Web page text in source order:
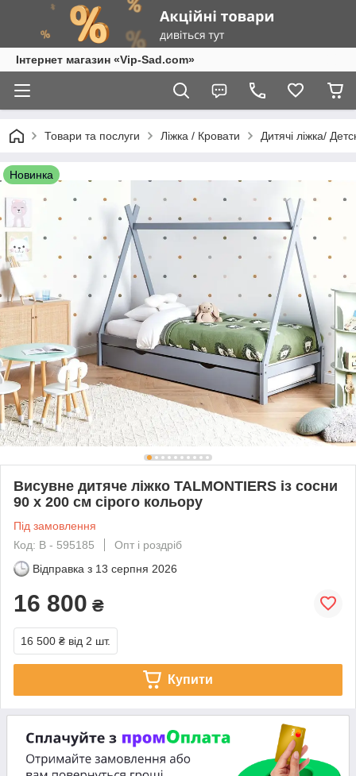
Інтернет магазин «Vip-Sad.com»
Товари та послуги Ліжка / Кровати Дитячі ліжка/
Новинка
Висувне дитяче ліжко TALMONTIERS із сосни
90 x 200 см сірого кольору
Під замовлення
Код: В - 595185
Опт і роздріб
Відправка з 13 серпня 2026
16 800 ₴
16 500 ₴ від 2 шт.
Купити